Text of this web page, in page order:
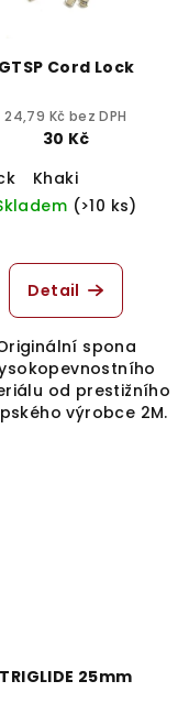
GTSP Cord Lock
24,79 Kč bez DPH
30 Kč
Khaki
(>10 ks)
Detail
spona
od prestižního
výrobce 2M.
TRIGLIDE 25mm